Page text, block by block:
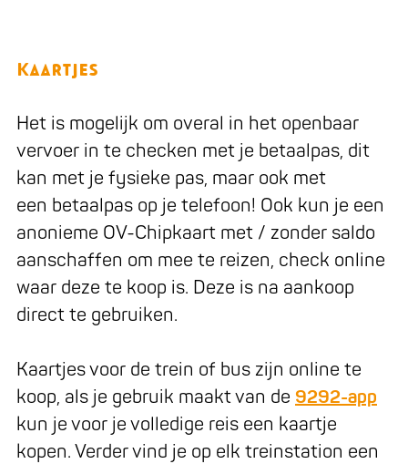
Kaartjes
Het is mogelijk om overal in het openbaar
vervoer in te checken met je betaalpas, dit
kan met je fysieke pas, maar ook met
een betaalpas op je telefoon! Ook kun je een
anonieme OV-Chipkaart met / zonder saldo
aanschaffen om mee te reizen, check online
waar deze te koop is. Deze is na aankoop
direct te gebruiken.
Kaartjes voor de trein of bus zijn online te
koop, als je gebruik maakt van de 9292-app
kun je voor je volledige reis een kaartje
kopen. Verder vind je op elk treinstation een